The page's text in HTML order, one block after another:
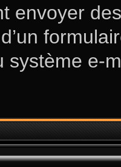
envoyer
système e-